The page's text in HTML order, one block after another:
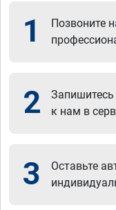
1 Позвоните
2
к нам в
3
Оставьте